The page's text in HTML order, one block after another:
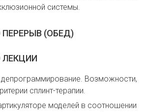
системы.
ПЕРЕРЫВ (ОБЕД)
ЛЕКЦИИ
депрограммирование. Возможности,
сплинт-терапии.
моделей в соотношении